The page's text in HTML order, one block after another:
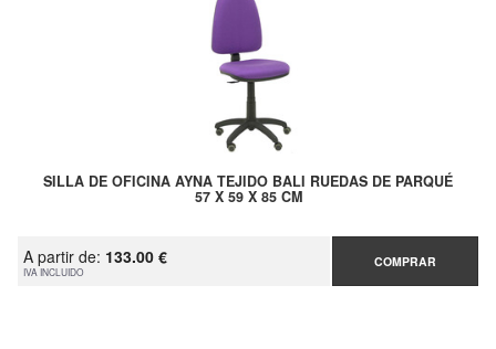
SILLA DE OFICINA AYNA TEJIDO BALI RUEDAS DE PARQUÉ
57 X 59 X 85 CM
A partir de: 133.00 €
IVA INCLUIDO
COMPRAR